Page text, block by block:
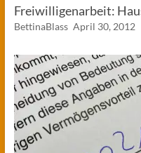
Freiwilligenarbeit:
BettinaBlass April 30, 2012